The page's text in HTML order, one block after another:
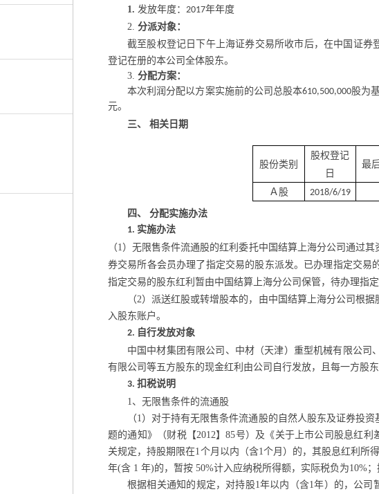
1. 发放年度： 2017年年度
2. 分派对象：
截至股权登记日下午上海证券交易所收市后，在中国证
登记在册的本公司全体股东。
3. 分配方案：
本次利润分配以方案实施前的公司总股本610,500,000股为
元。
三、 相关日期
股份类别
股权登记
日
最
Ａ股
2018/6/19
四、 分配实施办法
1. 实施办法
（1）无限售条件流通股的红利委托中国结算上海分公司通过
券交易所各会员办理了指定交易的股东派发。已办理指定交
指定交易的股东红利暂由中国结算上海分公司保管，待办理指定
（2）派送红股或转增股本的，由中国结算上海分公司根
入股东账户。
2. 自行发放对象
中国中材集团有限公司、中材（天津）重型机械有限公
有限公司等五方股东的现金红利由公司自行发放，且每一方股
3. 扣税说明
1、无限售条件的流通股
（1）对于持有无限售条件流通股的自然人股东及证券投
题的通知》（财税【2012】85号）及《关于上市公司股息红利
关规定，持股期限在1个月以内（含1个月）的，其股息红利所
年(含 1 年)的，暂按 50%计入应纳税所得额，实际税负为10%
根据相关通知的规定，对持股1年以内（含1年）的，公司